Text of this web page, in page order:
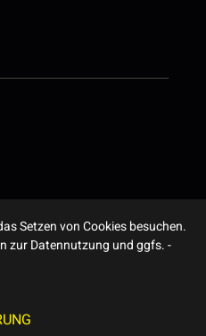
Setzen von Cookies besuchen.
zur Datennutzung und ggfs. -